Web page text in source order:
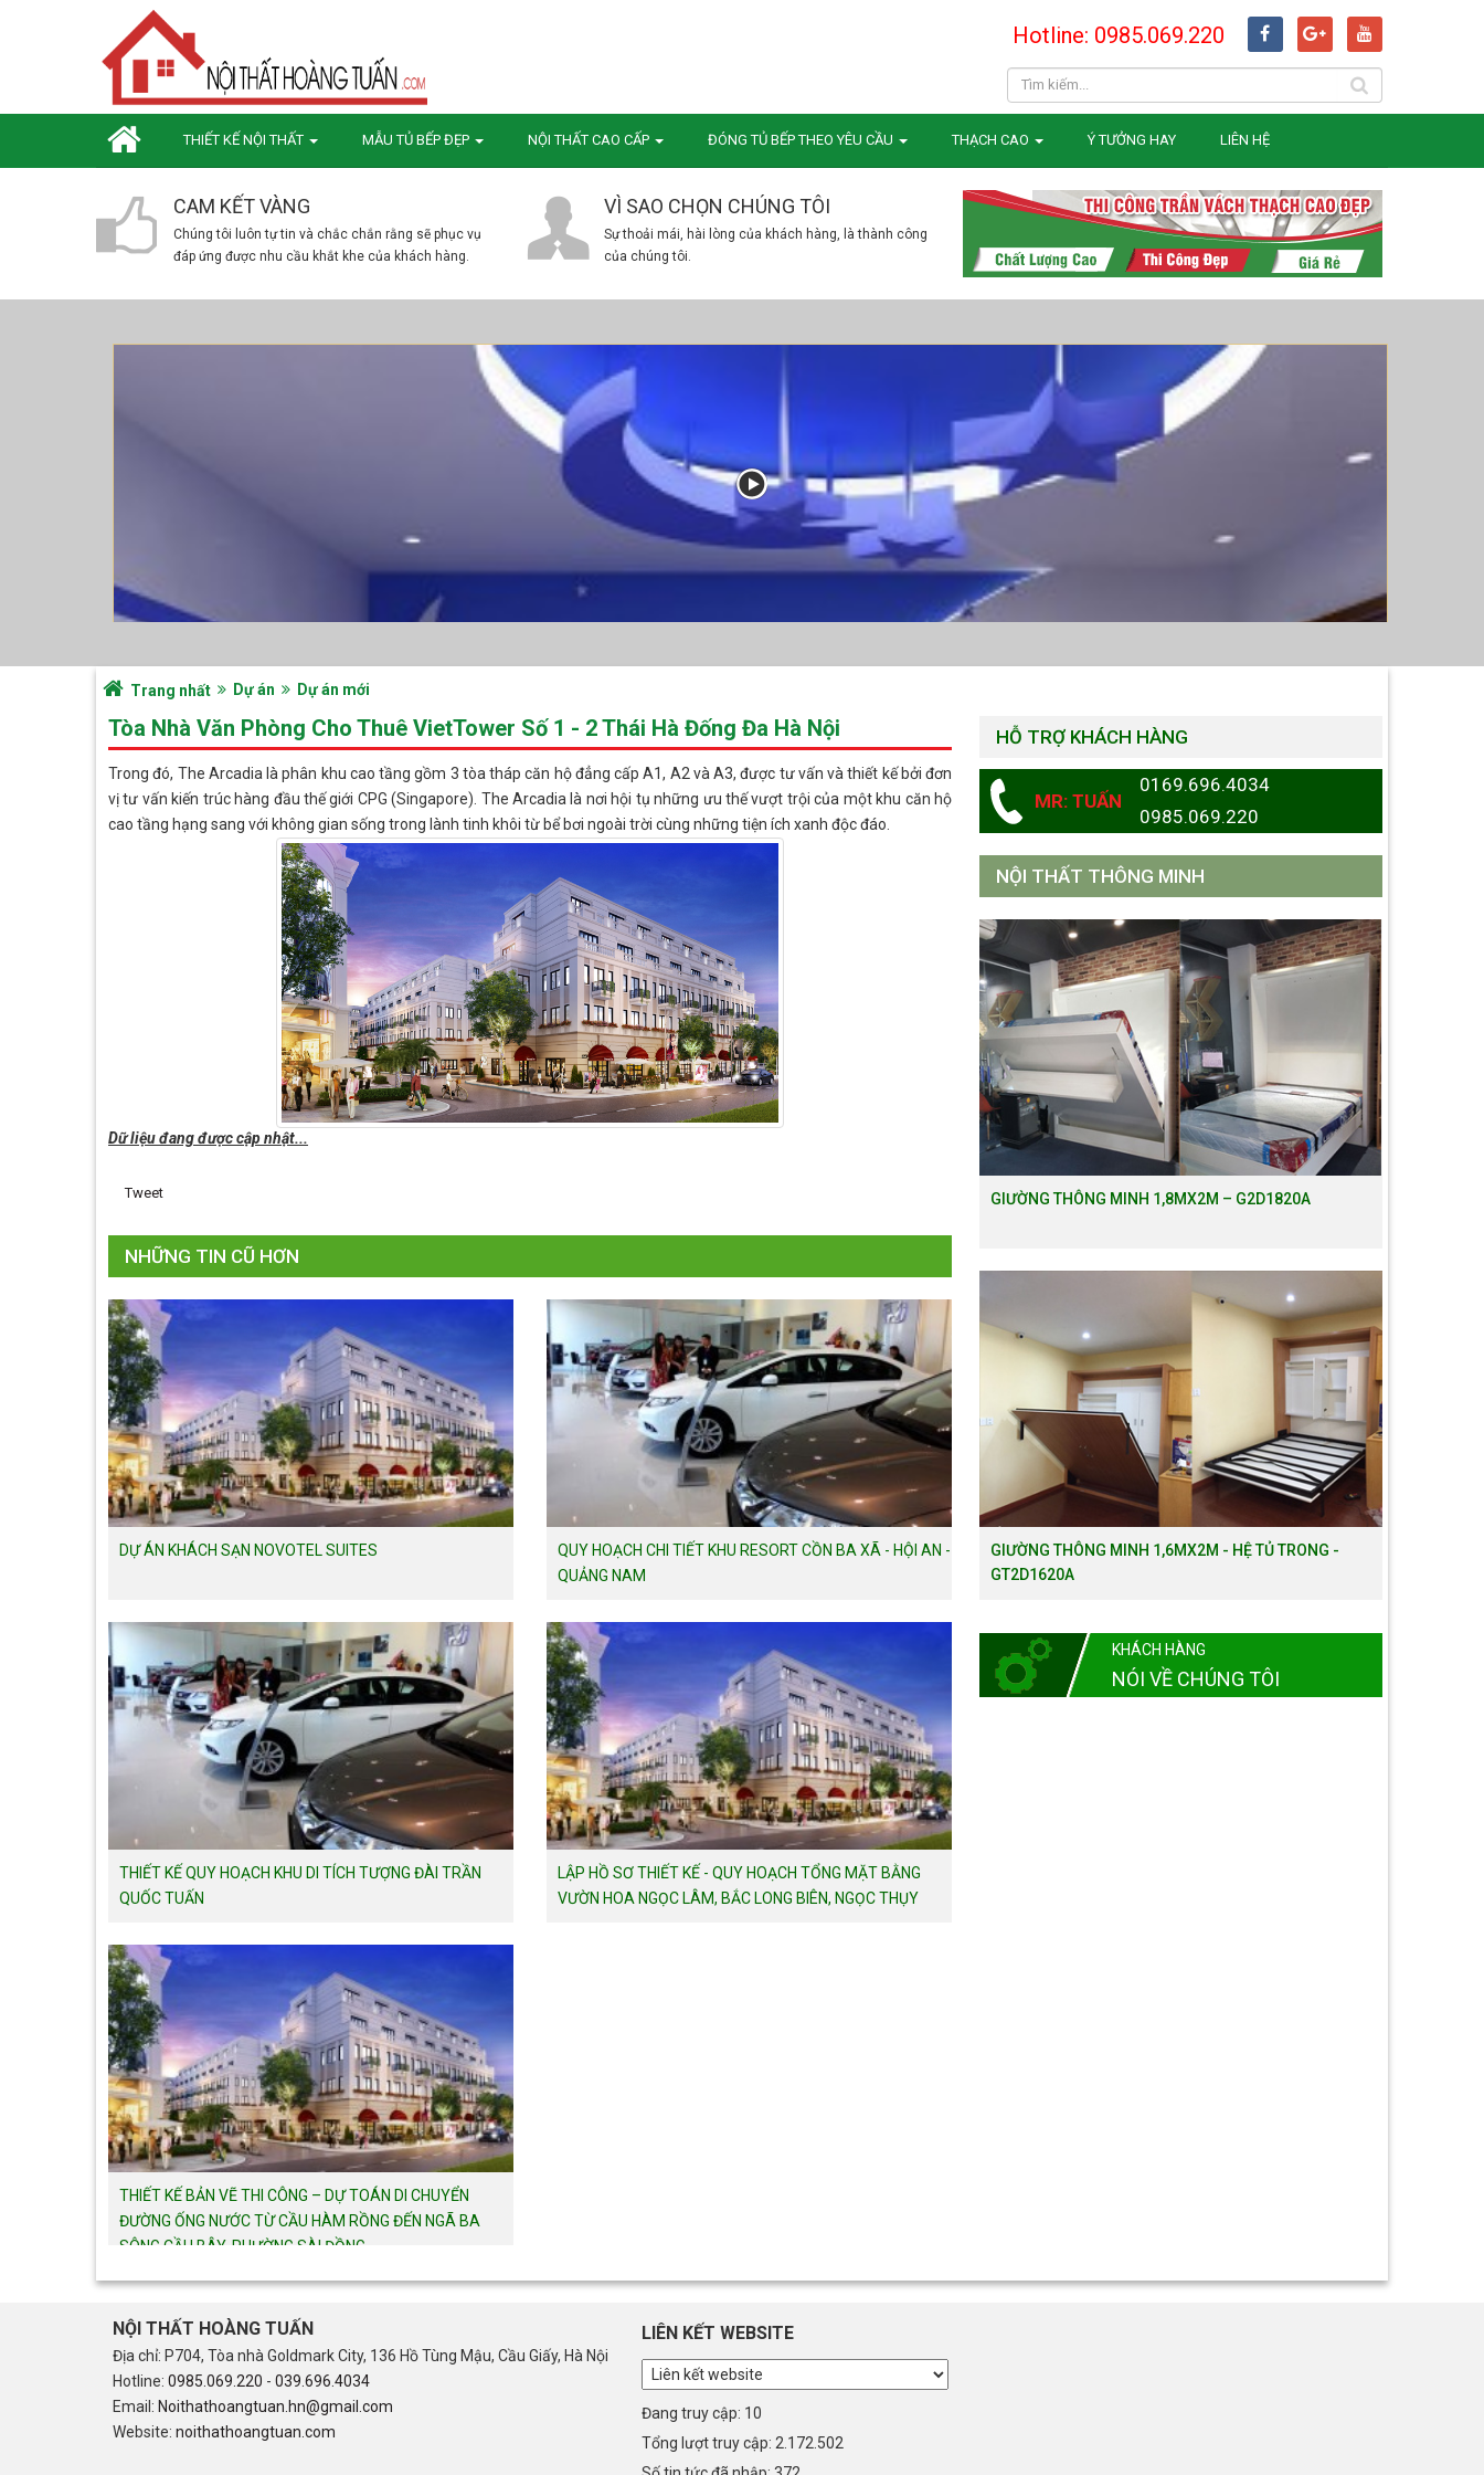
Hotline: 0985.069.220
THIẾT KẾ NỘI THẤT MẪU TỦ BẾP ĐẸP NỘI THẤT CAO CẤP ĐÓNG TỦ BẾP THEO YÊU CẦU THẠCH CAO Ý TƯỞNG HAY LIÊN HỆ
CAM KẾT VÀNG
Chúng tôi luôn tự tin và chắc chắn rằng sẽ phục vụ
đáp ứng được nhu cầu khắt khe của khách hàng.
VÌ SAO CHỌN CHÚNG TÔI
Sự thoải mái, hài lòng của khách hàng, là thành công
của chúng tôi.
Trang nhất Dự án Dự án mới
Tòa Nhà Văn Phòng Cho Thuê VietTower Số 1 - 2 Thái Hà Đống Đa Hà Nội
Trong đó, The Arcadia là phân khu cao tầng gồm 3 tòa tháp căn hộ đẳng cấp A1, A2 và A3, được tư vấn và thiết kế bởi đơn
vị tư vấn kiến trúc hàng đầu thế giới CPG (Singapore). The Arcadia là nơi hội tụ những ưu thế vượt trội của một khu căn hộ
cao tầng hạng sang với không gian sống trong lành tinh khôi từ bể bơi ngoài trời cùng những tiện ích xanh độc đáo.
Dữ liệu đang được cập nhật...
Tweet
NHỮNG TIN CŨ HƠN
DỰ ÁN KHÁCH SẠN NOVOTEL SUITES
QUY HOẠCH CHI TIẾT KHU RESORT CỒN BA XÃ - HỘI AN -
QUẢNG NAM
THIẾT KẾ QUY HOẠCH KHU DI TÍCH TƯỢNG ĐÀI TRẦN
QUỐC TUẤN
LẬP HỒ SƠ THIẾT KẾ - QUY HOẠCH TỔNG MẶT BẰNG
VƯỜN HOA NGỌC LÂM, BẮC LONG BIÊN, NGỌC THỤY
THIẾT KẾ BẢN VẼ THI CÔNG – DỰ TOÁN DI CHUYỂN
ĐƯỜNG ỐNG NƯỚC TỪ CẦU HÀM RỒNG ĐẾN NGÃ BA
SÔNG CẦU BÂY, PHƯỜNG SÀI ĐỒNG
HỖ TRỢ KHÁCH HÀNG
MR: TUẤN
0169.696.4034
0985.069.220
NỘI THẤT THÔNG MINH
GIƯỜNG THÔNG MINH 1,8MX2M – G2D1820A
GIƯỜNG THÔNG MINH 1,6MX2M - HỆ TỦ TRONG -
GT2D1620A
KHÁCH HÀNG
NÓI VỀ CHÚNG TÔI
NỘI THẤT HOÀNG TUẤN
Địa chỉ: P704, Tòa nhà Goldmark City, 136 Hồ Tùng Mậu, Cầu Giấy, Hà Nội
Hotline: 0985.069.220 - 039.696.4034
Email: Noithathoangtuan.hn@gmail.com
Website: noithathoangtuan.com
LIÊN KẾT WEBSITE
Đang truy cập: 10
Tổng lượt truy cập: 2.172.502